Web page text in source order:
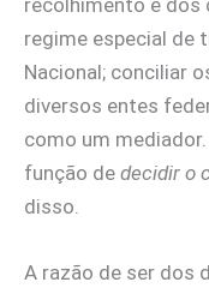
recolhimento e dos
regime especial de
Nacional; conciliar
diversos entes
como um
função de decidir o
disso.
A razão de ser dos